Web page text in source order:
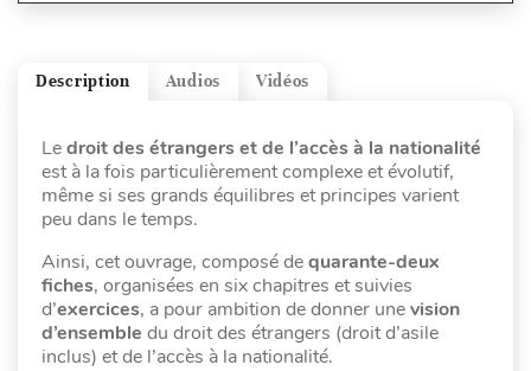
Vidéos
Audios
Description
Ledroit des étrangers et de l’accès à la nationalité
est à la fois particulièrement complexe et évolutif,
même si ses grands équilibres et principes varient
peu dans le temps.
Ainsi, cet ouvrage, composé dequarante-deux
fiches, organisées en six chapitres et suivies
d’exercices, a pour ambition de donner unevision
d’ensemble du droit des étrangers (droit d’asile
inclus) et de l’accès à la nationalité.